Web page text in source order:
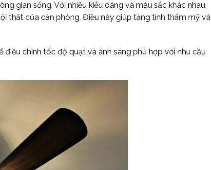
gian sống. Với nhiều kiểu dáng và màu sắc khác nhau,
thất của căn phòng. Điều này giúp tăng tính thẩm mỹ và
chỉnh tốc độ quạt và ánh sáng phù hợp với nhu cầu